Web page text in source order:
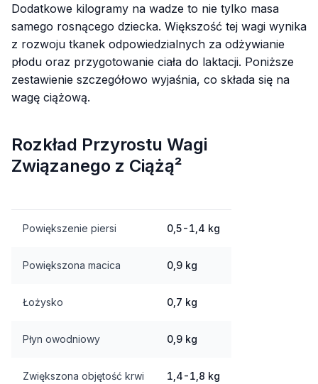
Dodatkowe kilogramy na wadze to nie tylko masa
samego rosnącego dziecka. Większość tej wagi wynika
z rozwoju tkanek odpowiedzialnych za odżywianie
płodu oraz przygotowanie ciała do laktacji. Poniższe
zestawienie szczegółowo wyjaśnia, co składa się na
wagę ciążową.
Rozkład Przyrostu Wagi
Związanego z Ciążą²
Powiększenie piersi 0,5-1,4 kg
Powiększona macica 0,9 kg
Łożysko 0,7 kg
Płyn owodniowy 0,9 kg
Zwiększona objętość krwi 1,4-1,8 kg